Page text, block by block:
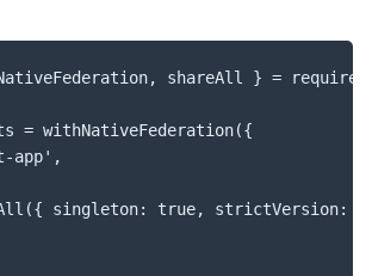
shareAll } =
= withNativeFederation({
app',
singleton: true, strictVersion: